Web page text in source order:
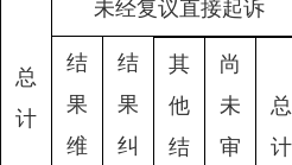
总
计
未经复议直接起诉
结
果
维
结
果
纠
其
他
结
尚
未
审
总
计